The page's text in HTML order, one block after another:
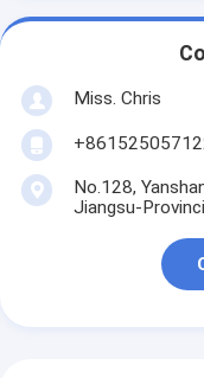
Miss. Chris
No.128,
Jiangsu-